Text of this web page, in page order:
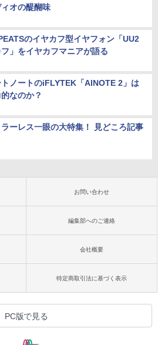
オの醍醐味
のイヤカフ型イヤフォン「UU2
」をイヤカフマニアが語る
ノートのiFLYTEK「AINOTE 2」は
なのか？
ーレス一眼の大特集！ 見どころ記事
お問い合わせ
編集部へのご連絡
会社概要
特定商取引法に基づく表示
PC版で見る